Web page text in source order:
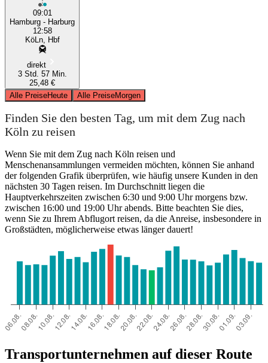
09:01
Hamburg - Harburg
12:58
KöLn, Hbf
direkt
3 Std. 57 Min.
25,48 €
Alle PreiseHeute Alle PreiseMorgen
Finden Sie den besten Tag, um mit dem Zug nach
Köln zu reisen
Wenn Sie mit dem Zug nach Köln reisen und
Menschenansammlungen vermeiden möchten, können Sie anhand
der folgenden Grafik überprüfen, wie häufig unsere Kunden in den
nächsten 30 Tagen reisen. Im Durchschnitt liegen die
Hauptverkehrszeiten zwischen 6:30 und 9:00 Uhr morgens bzw.
zwischen 16:00 und 19:00 Uhr abends. Bitte beachten Sie dies,
wenn Sie zu Ihrem Abflugort reisen, da die Anreise, insbesondere in
Großstädten, möglicherweise etwas länger dauert!
Transportunternehmen auf dieser Route